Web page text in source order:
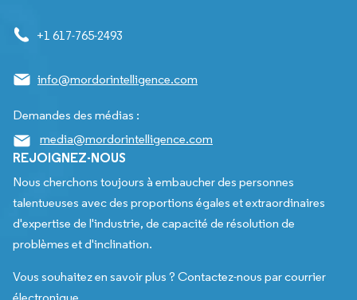
+1 617-765-2493
info@mordorintelligence.com
Demandes des médias :
media@mordorintelligence.com
REJOIGNEZ-NOUS
Nous cherchons toujours à embaucher des personnes
talentueuses avec des proportions égales et extraordinaires
d'expertise de l'industrie, de capacité de résolution de
problèmes et d'inclination.
Vous souhaitez en savoir plus ? Contactez-nous par courrier